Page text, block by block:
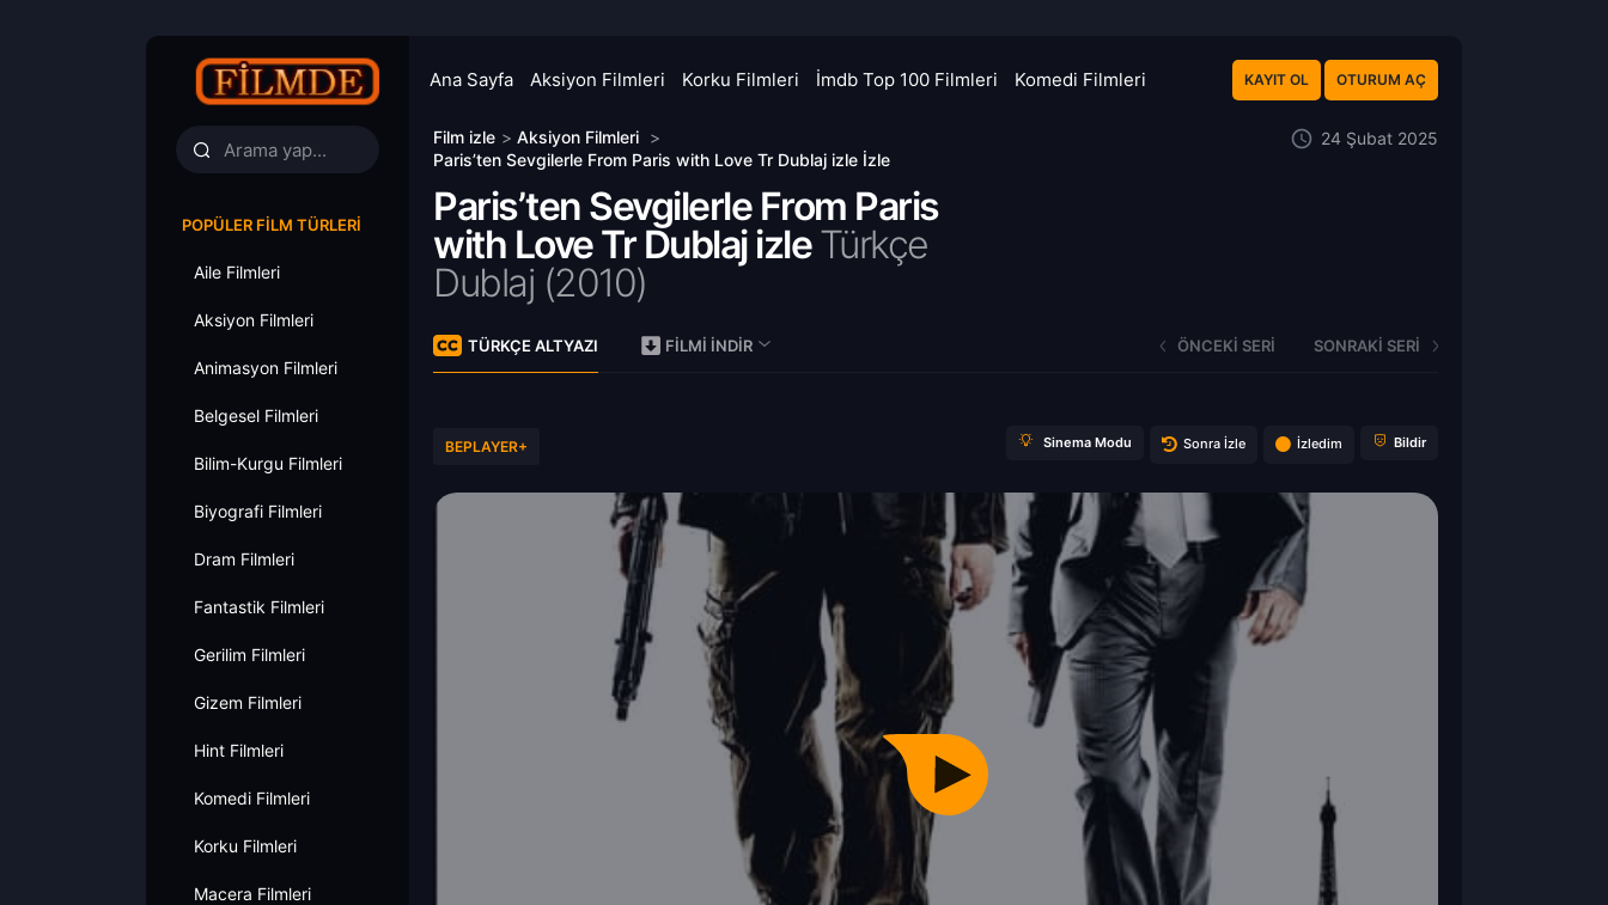
Ana Sayfa Aksiyon Filmleri Korku Filmleri İmdb Top 100 Filmleri Komedi Filmleri KAYIT OL OTURUM AÇ
POPÜLER FILM TÜRLERI
Aile Filmleri
Aksiyon Filmleri
Animasyon Filmleri
Belgesel Filmleri
Bilim-Kurgu Filmleri
Biyografi Filmleri
Dram Filmleri
Fantastik Filmleri
Gerilim Filmleri
Gizem Filmleri
Hint Filmleri
Komedi Filmleri
Korku Filmleri
Macera Filmleri
Film izle > Aksiyon Filmleri >
Paris’ten Sevgilerle From Paris with Love Tr Dublaj izle İzle
24 Şubat 2025
Paris’ten Sevgilerle From Paris
with Love Tr Dublaj izleTürkçe
Dublaj (2010)
TÜRKÇE ALTYAZI FILMI İNDIR ÖNCEKI SERI SONRAKI SERI
BEPLAYER+ Sinema Modu Sonra İzle İzledim Bildir